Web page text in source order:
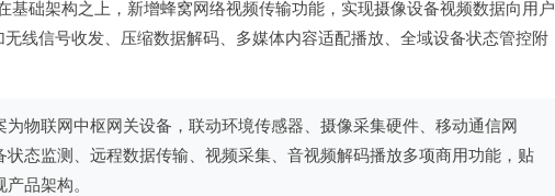
基础架构之上，新增蜂窝网络视频传输功能，实现摄像设备视频数据向用户
线信号收发、压缩数据解码、多媒体内容适配播放、全域设备状态管控附
物联网中枢网关设备，联动环境传感器、摄像采集硬件、移动通信网
态监测、远程数据传输、视频采集、音视频解码播放多项商用功能，贴
品架构。